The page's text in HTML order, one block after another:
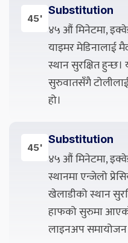
45'
Substitution
४५ औं मिनेटमा,
याइमर मेडिनालाई
स्थान सुरक्षित हुन्छ।
सुरुवातसँगै
हो।
45'
Substitution
४५ औं मिनेटमा,
स्थानमा एन्जेलो
खेलाडीको स्थान
हाफको सुरुमा
लाइनअप समायोजन